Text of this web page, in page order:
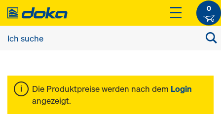
0
Die Produktpreise werden nach dem Login
angezeigt.